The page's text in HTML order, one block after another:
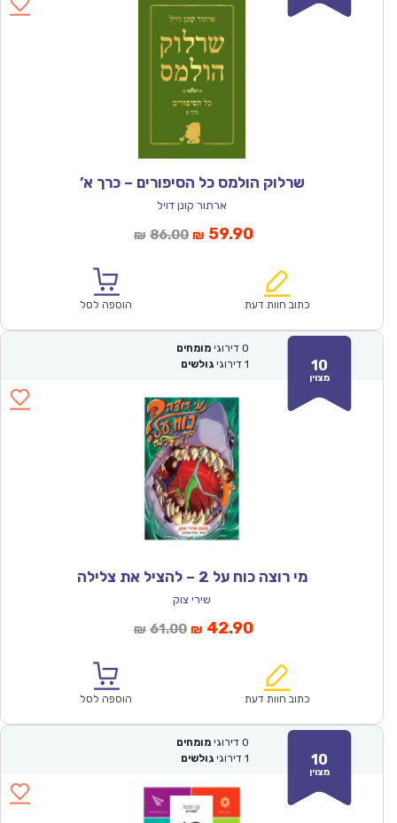
שרלוק הולמס כל הסיפורים – כרך א’
ארתור קונן דויל
₪ 86.00המחיר
₪86.00.
₪ 59.90המחיר
הוא:
כתוב חוות דעת הוספה לסל
10
מצוין
0 דירוגי מומחים
1 דירוגי גולשים
מי רוצה כוח על 2 – להציל את צלילה
שירי צוק
₪ 61.00המחיר
₪61.00.
₪ 42.90המחיר
הוא:
כתוב חוות דעת הוספה לסל
10
מצוין
0 דירוגי מומחים
1 דירוגי גולשים